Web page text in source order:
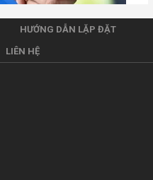
HƯỚNG DẪN LẶP ĐẶT
LIÊN HỆ